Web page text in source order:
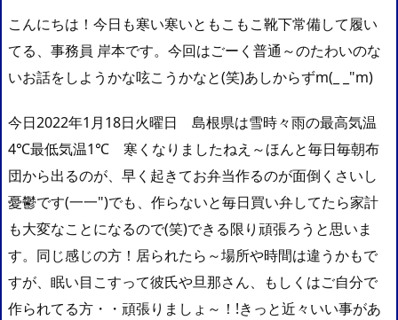
こんにちは！今日も寒い寒いともこもこ靴下常備して履い
てる、事務員 岸本です。今回はごーく普通～のたわいのな
いお話をしようかな呟こうかなと(笑)あしからずm(_ _"m)
今日2022年1月18日火曜日 島根県は雪時々雨の最高気温
4℃最低気温1℃ 寒くなりましたねえ～ほんと毎日毎朝布
団から出るのが、早く起きてお弁当作るのが面倒くさいし
憂鬱です(一一")でも、作らないと毎日買い弁してたら家計
も大変なことになるので(笑)できる限り頑張ろうと思いま
す。同じ感じの方！居られたら～場所や時間は違うかもで
すが、眠い目こすって彼氏や旦那さん、もしくはご自分で
作られてる方・・頑張りましょ～！!きっと近々いい事があ